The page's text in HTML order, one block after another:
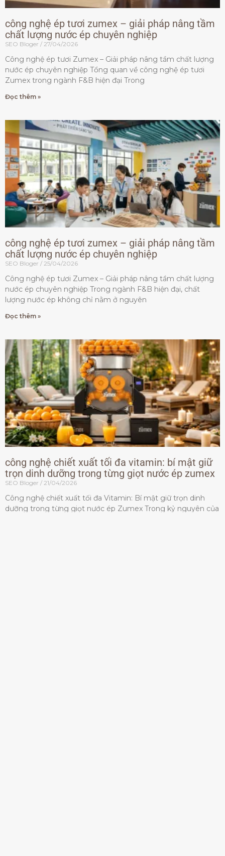
công nghệ ép tươi zumex – giải pháp nâng tầm
chất lượng nước ép chuyên nghiệp
SEO Bloger 27/04/2026
Công nghệ ép tươi Zumex – Giải pháp nâng tầm chất lượng
nước ép chuyên nghiệp Tổng quan về công nghệ ép tươi
Zumex trong ngành F&B hiện đại Trong
Đọc thêm »
công nghệ ép tươi zumex – giải pháp nâng tầm
chất lượng nước ép chuyên nghiệp
SEO Bloger 25/04/2026
Công nghệ ép tươi Zumex – Giải pháp nâng tầm chất lượng
nước ép chuyên nghiệp Trong ngành F&B hiện đại, chất
lượng nước ép không chỉ nằm ở nguyên
Đọc thêm »
công nghệ chiết xuất tối đa vitamin: bí mật giữ
trọn dinh dưỡng trong từng giọt nước ép zumex
SEO Bloger 21/04/2026
Công nghệ chiết xuất tối đa Vitamin: Bí mật giữ trọn dinh
dưỡng trong từng giọt nước ép Zumex Trong kỷ nguyên của